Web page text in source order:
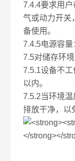
7.4.4要求用
气或动力开关
备使用。
7.4.5电源容量
7.5对储存环境
7.5.1设备不
以内。
7.5.2当环境
排放干净，以